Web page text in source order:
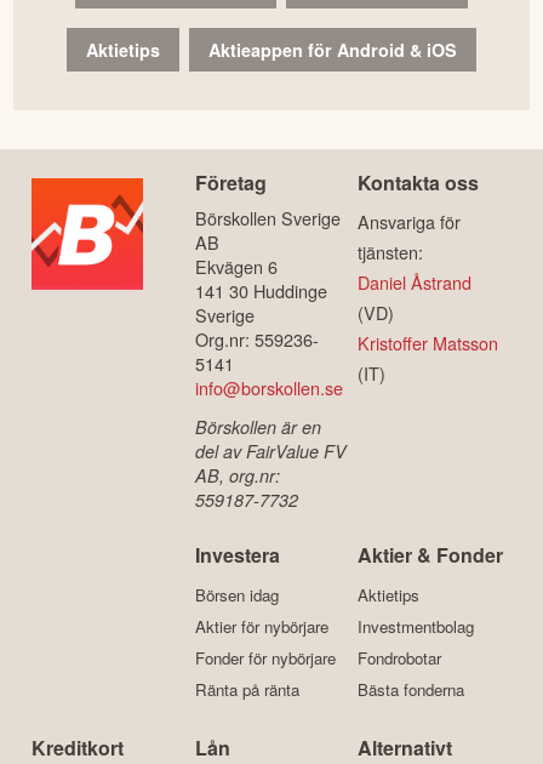
Aktietips Aktieappen för Android & iOS
Företag
Börskollen Sverige
AB
Ekvägen 6
141 30 Huddinge
Sverige
Org.nr: 559236-
5141
info@borskollen.se
Börskollen är en
del av FairValue FV
AB, org.nr:
559187-7732
Kontakta oss
Ansvariga för
tjänsten:
Daniel Åstrand
(VD)
Kristoffer Matsson
(IT)
Investera
Börsen idag
Aktier för nybörjare
Fonder för nybörjare
Ränta på ränta
Aktier & Fonder
Aktietips
Investmentbolag
Fondrobotar
Bästa fonderna
Kreditkort Lån Alternativt